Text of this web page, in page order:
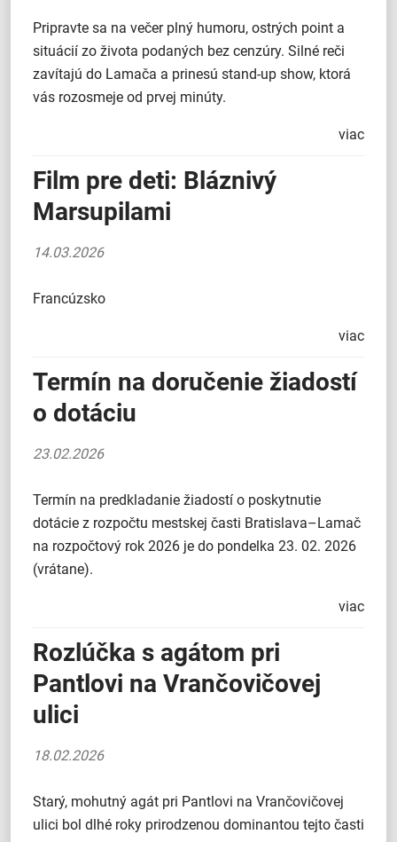
Pripravte sa na večer plný humoru, ostrých point a
situácií zo života podaných bez cenzúry. Silné reči
zavítajú do Lamača a prinesú stand-up show, ktorá
vás rozosmeje od prvej minúty.
viac
Film pre deti: Bláznivý
Marsupilami
14.03.2026
Francúzsko
viac
Termín na doručenie žiadostí
o dotáciu
23.02.2026
Termín na predkladanie žiadostí o poskytnutie
dotácie z rozpočtu mestskej časti Bratislava–Lamač
na rozpočtový rok 2026 je do pondelka 23. 02. 2026
(vrátane).
viac
Rozlúčka s agátom pri
Pantlovi na Vrančovičovej
ulici
18.02.2026
Starý, mohutný agát pri Pantlovi na Vrančovičovej
ulici bol dlhé roky prirodzenou dominantou tejto časti